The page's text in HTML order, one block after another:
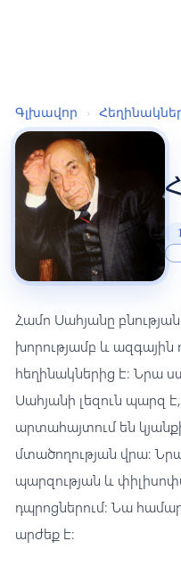
Գլխավոր ›
Համո Սահյանը
խորությամբ և
հեղինակներից է։ Նրա
Սահյանի լեզուն պարզ
արտահայտում են
մտածողության վրա։
պարզության և
դպրոցներում։ Նա
արժեք է։